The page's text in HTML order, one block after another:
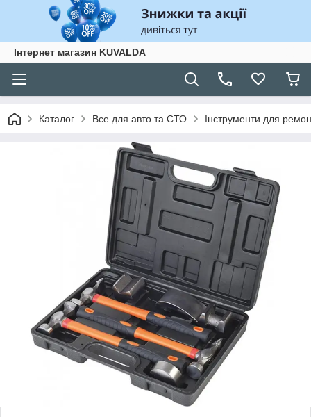
Інтернет магазин KUVALDA
Каталог Все для авто та СТО Інструменти для